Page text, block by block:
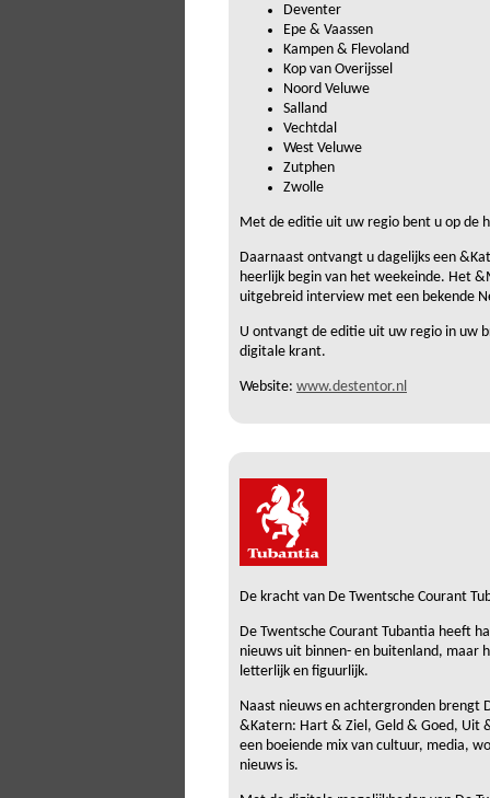
Deventer
Epe & Vaassen
Kampen & Flevoland
Kop van Overijssel
Noord Veluwe
Salland
Vechtdal
West Veluwe
Zutphen
Zwolle
Met de editie uit uw regio bent u op de
Daarnaast ontvangt u dagelijks een
heerlijk begin van het weekeinde. Het
uitgebreid interview met een bekende
U ontvangt de editie uit uw regio in uw
digitale krant.
Website: www.destentor.nl
De kracht van De Twentsche Courant
De Twentsche Courant Tubantia heeft
nieuws uit binnen- en buitenland, maar
letterlijk en figuurlijk.
Naast nieuws en achtergronden brengt
&Katern: Hart & Ziel, Geld & Goed, Uit
een boeiende mix van cultuur, media,
nieuws is.